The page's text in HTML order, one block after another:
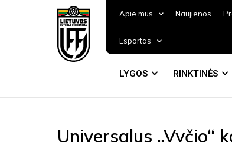
Apie mus Naujienos
Esportas
LYGOS RINKTINĖS
Universalus „Vyčio“